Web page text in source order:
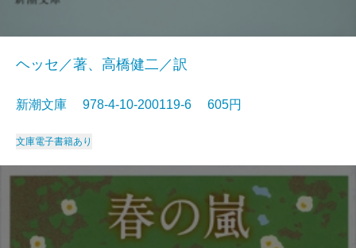
ヘッセ／著、高橋健二／訳
新潮文庫 978-4-10-200119-6 605円
文庫電子書籍あり